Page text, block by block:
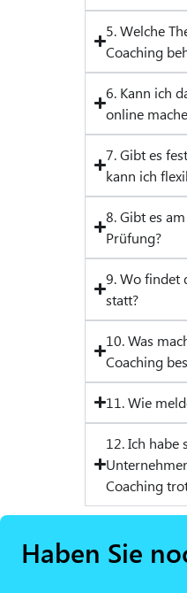
5. Welche
Coaching
6. Kann ich
online
7. Gibt es
kann ich
8. Gibt es
Prüfung?​
9. Wo findet
statt?​
10. Was
Coaching
11. Wie
12. Ich habe
Coaching
Haben Sie